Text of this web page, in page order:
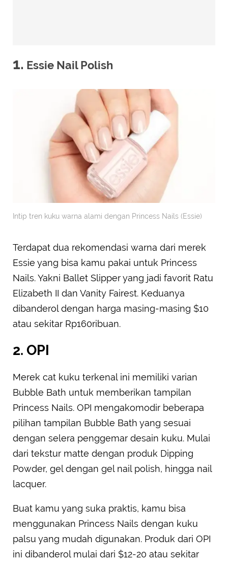
1. Essie Nail Polish
Intip tren kuku warna alami dengan Princess Nails (Essie)
Terdapat dua rekomendasi warna dari merek
Essie yang bisa kamu pakai untuk Princess
Nails. Yakni Ballet Slipper yang jadi favorit Ratu
Elizabeth II dan Vanity Fairest. Keduanya
dibanderol dengan harga masing-masing $10
atau sekitar Rp160ribuan.
2. OPI
Merek cat kuku terkenal ini memiliki varian
Bubble Bath untuk memberikan tampilan
Princess Nails. OPI mengakomodir beberapa
pilihan tampilan Bubble Bath yang sesuai
dengan selera penggemar desain kuku. Mulai
dari tekstur matte dengan produk Dipping
Powder, gel dengan gel nail polish, hingga nail
lacquer.
Buat kamu yang suka praktis, kamu bisa
menggunakan Princess Nails dengan kuku
palsu yang mudah digunakan. Produk dari OPI
ini dibanderol mulai dari $12-20 atau sekitar